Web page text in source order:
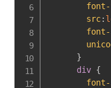
src:
}
div {